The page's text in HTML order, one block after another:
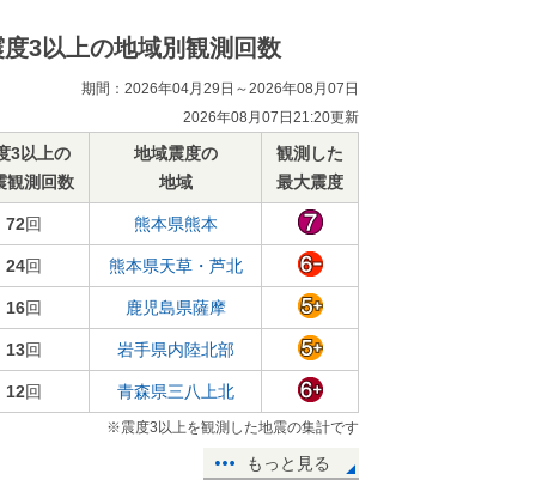
度3以上の地域別観測回数
期間：2026年04月29日～2026年08月07日
2026年08月07日21:20更新
3以上の
観測回数
地域震度の
地域
観測した
最大震度
72回 熊本県熊本
24回 熊本県天草・芦北
16回 鹿児島県薩摩
13回 岩手県内陸北部
12回 青森県三八上北
※震度3以上を観測した地震の集計です
もっと見る